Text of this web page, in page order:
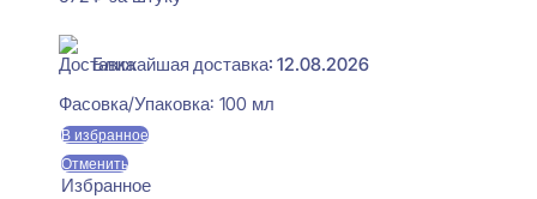
Ближайшая доставка: 12.08.2026
Фасовка/Упаковка: 100 мл
В избранное
Отменить
Избранное